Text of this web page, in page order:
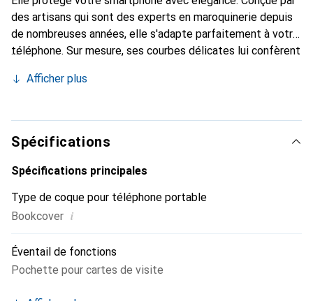
des artisans qui sont des experts en maroquinerie depuis
de nombreuses années, elle s'adapte parfaitement à votre
téléphone. Sur mesure, ses courbes délicates lui confèrent
chic et indispensable pour votre smartphone. Reconnaître
marque Noreve est un choix fiable pour une clientèle
exigeante.
Afficher plus
Spécifications
Spécifications principales
Type de coque pour téléphone portable
Bookcover i
Éventail de fonctions
Pochette pour cartes de visite